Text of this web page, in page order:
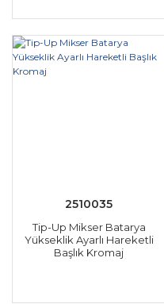
2510035
Tip-Up Mikser Batarya
Yükseklik Ayarlı Hareketli
Başlık Kromaj